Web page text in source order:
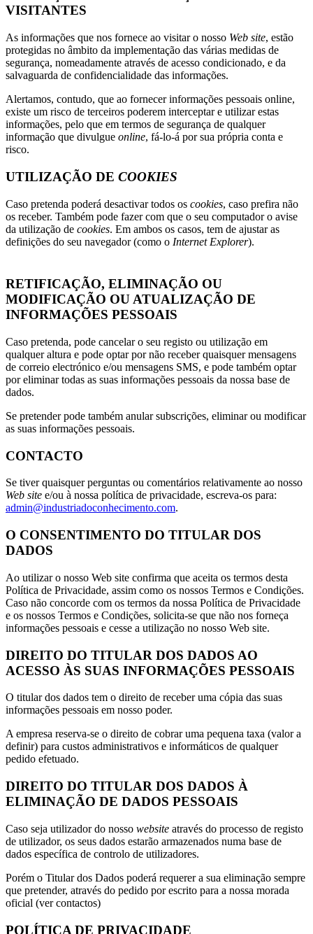
VISITANTES
As informações que nos fornece ao visitar o nosso Web site, estão
protegidas no âmbito da implementação das várias medidas de
segurança, nomeadamente através de acesso condicionado, e da
salvaguarda de confidencialidade das informações.
Alertamos, contudo, que ao fornecer informações pessoais online,
existe um risco de terceiros poderem interceptar e utilizar estas
informações, pelo que em termos de segurança de qualquer
informação que divulgue online, fá-lo-á por sua própria conta e
risco.
UTILIZAÇÃO DE COOKIES
Caso pretenda poderá desactivar todos os cookies, caso prefira não
os receber. Também pode fazer com que o seu computador o avise
da utilização de cookies. Em ambos os casos, tem de ajustar as
definições do seu navegador (como o Internet Explorer).
RETIFICAÇÃO, ELIMINAÇÃO OU
MODIFICAÇÃO OU ATUALIZAÇÃO DE
INFORMAÇÕES PESSOAIS
Caso pretenda, pode cancelar o seu registo ou utilização em
qualquer altura e pode optar por não receber quaisquer mensagens
de correio electrónico e/ou mensagens SMS, e pode também optar
por eliminar todas as suas informações pessoais da nossa base de
dados.
Se pretender pode também anular subscrições, eliminar ou modificar
as suas informações pessoais.
CONTACTO
Se tiver quaisquer perguntas ou comentários relativamente ao nosso
Web site e/ou à nossa política de privacidade, escreva-os para:
admin@industriadoconhecimento.com.
O CONSENTIMENTO DO TITULAR DOS
DADOS
Ao utilizar o nosso Web site confirma que aceita os termos desta
Política de Privacidade, assim como os nossos Termos e Condições.
Caso não concorde com os termos da nossa Política de Privacidade
e os nossos Termos e Condições, solicita-se que não nos forneça
informações pessoais e cesse a utilização no nosso Web site.
DIREITO DO TITULAR DOS DADOS AO
ACESSO ÀS SUAS INFORMAÇÕES PESSOAIS
O titular dos dados tem o direito de receber uma cópia das suas
informações pessoais em nosso poder.
A empresa reserva-se o direito de cobrar uma pequena taxa (valor a
definir) para custos administrativos e informáticos de qualquer
pedido efetuado.
DIREITO DO TITULAR DOS DADOS À
ELIMINAÇÃO DE DADOS PESSOAIS
Caso seja utilizador do nosso website através do processo de registo
de utilizador, os seus dados estarão armazenados numa base de
dados específica de controlo de utilizadores.
Porém o Titular dos Dados poderá requerer a sua eliminação sempre
que pretender, através do pedido por escrito para a nossa morada
oficial (ver contactos)
POLÍTICA DE PRIVACIDADE